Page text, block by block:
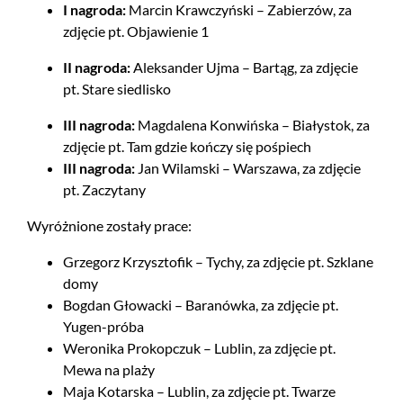
I nagroda: Marcin Krawczyński – Zabierzów, za
zdjęcie pt. Objawienie 1
II nagroda:Aleksander Ujma – Bartąg, za zdjęcie
pt. Stare siedlisko
III nagroda: Magdalena Konwińska – Białystok, za
zdjęcie pt. Tam gdzie kończy się pośpiech
III nagroda: Jan Wilamski – Warszawa, za zdjęcie
pt. Zaczytany
Wyróżnione zostały prace:
Grzegorz Krzysztofik – Tychy, za zdjęcie pt. Szklane
domy
Bogdan Głowacki – Baranówka, za zdjęcie pt.
Yugen-próba
Weronika Prokopczuk – Lublin, za zdjęcie pt.
Mewa na plaży
Maja Kotarska – Lublin, za zdjęcie pt. Twarze